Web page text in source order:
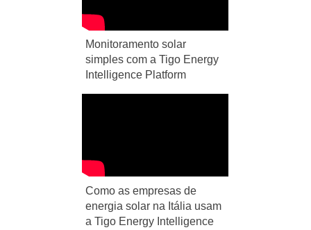
Monitoramento solar
simples com a Tigo Energy
Intelligence Platform
Como as empresas de
energia solar na Itália usam
a Tigo Energy Intelligence